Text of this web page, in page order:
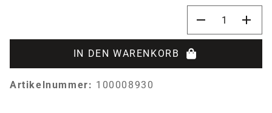
IN DEN WARENKORB
Artikelnummer: 100008930